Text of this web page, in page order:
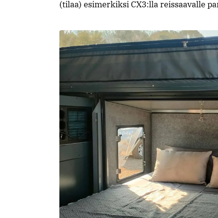
(tilaa) esimerkiksi CX3:lla reissaavalle